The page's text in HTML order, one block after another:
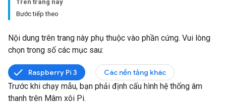
Trên trang này
Bước tiếp theo
Nội dung trên trang này phụ thuộc vào phần cứng. Vui lòng
chọn trong số các mục sau:
Raspberry Pi 3 Các nền tảng khác
Trước khi chạy mẫu, bạn phải định cấu hình hệ thống âm
thanh trên Mâm xôi Pi.